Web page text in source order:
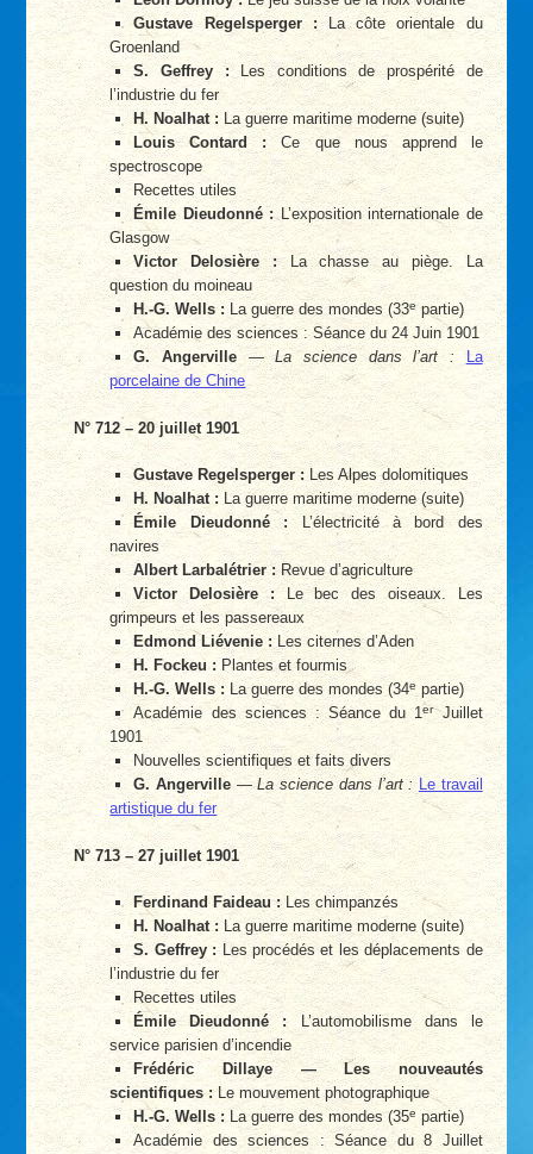
Gustave Regelsperger :La côte orientale du
Groenland
S. Geffrey :Les conditions de prospérité de
l’industrie du fer
H. Noalhat : La guerre maritime moderne (suite)
Louis Contard : Ce que nous apprend le
spectroscope
Recettes utiles
Émile Dieudonné :L’exposition internationale de
Glasgow
Victor Delosière :La chasse au piège. La
question du moineau
H.-G. Wells : La guerre des mondes (33epartie)
Académie des sciences : Séance du 24 Juin 1901
G. Angerville —La science dans l’art :
La
porcelaine de Chine
N° 712 – 20 juillet 1901
Gustave Regelsperger : Les Alpes dolomitiques
H. Noalhat : La guerre maritime moderne (suite)
Émile Dieudonné : L’électricité à bord des
navires
Albert Larbalétrier :Revue d’agriculture
Victor Delosière : Le bec des oiseaux. Les
grimpeurs et les passereaux
Edmond Liévenie : Les citernes d’Aden
H. Fockeu : Plantes et fourmis
H.-G. Wells :La guerre des mondes (34epartie)
Académie des sciences : Séance du 1erJuillet
1901
Nouvelles scientifiques et faits divers
G. Angerville—La science dans l’art : Le travail
artistique du fer
N° 713 – 27 juillet 1901
Ferdinand Faideau :Les chimpanzés
H. Noalhat :La guerre maritime moderne (suite)
S. Geffrey : Les procédés et les déplacements de
l’industrie du fer
Recettes utiles
Émile Dieudonné :L’automobilisme dans le
service parisien d’incendie
Frédéric Dillaye — Les nouveautés
scientifiques :Le mouvement photographique
H.-G. Wells : La guerre des mondes (35e partie)
Académie des sciences : Séance du 8 Juillet